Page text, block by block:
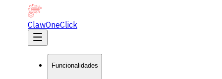
ClawOneClick
Funcionalidades